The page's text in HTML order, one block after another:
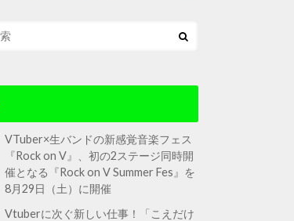
VTuber×生バンドの新感覚音楽フェス
『Rock on V』、初の2ステージ同時開
催となる『Rock on V Summer Fes』を
8月29日（土）に開催
Vtuberに次ぐ新しい仕事！「こえだけ